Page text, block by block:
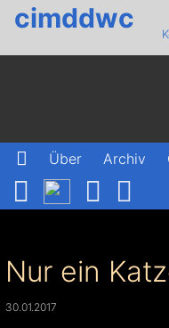
cimddwc
Über Archiv
Nur ein
30.01.2017